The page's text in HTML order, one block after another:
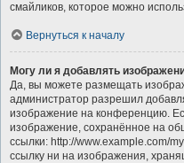
смайликов, которое можно
Вернуться к началу
Могу ли я добавлять
Да, вы можете размещать
администратор разрешил
изображение на конференцию.
изображение, сохранённое на
ссылки: http://www.example.com/
ссылку ни на изображения,